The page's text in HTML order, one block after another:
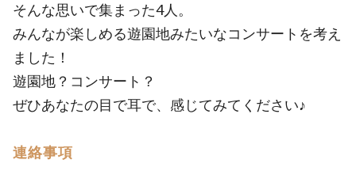
そんな思いで集まった4人。
みんなが楽しめる遊園地みたいなコンサートを考え
ました！
遊園地？コンサート？
ぜひあなたの目で耳で、感じてみてください♪
連絡事項